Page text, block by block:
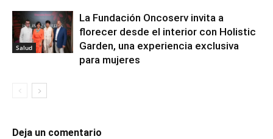
Salud
La Fundación Oncoserv invita a
florecer desde el interior con Holistic
Garden, una experiencia exclusiva
para mujeres
Deja un comentario